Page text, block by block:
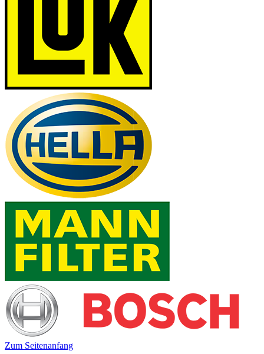
Zum Seitenanfang